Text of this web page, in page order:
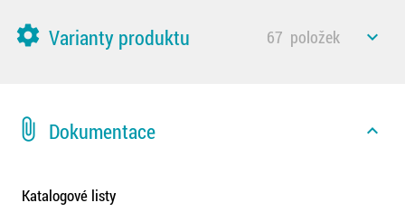
settings Varianty produktu 67 položek expand_less
attach_file Dokumentace expand_less
Katalogové listy